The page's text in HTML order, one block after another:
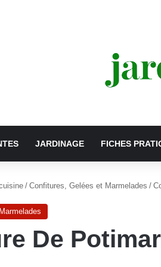
JARDINAGE FICHES
/ Confitures, Gelées et Marmelades /
De